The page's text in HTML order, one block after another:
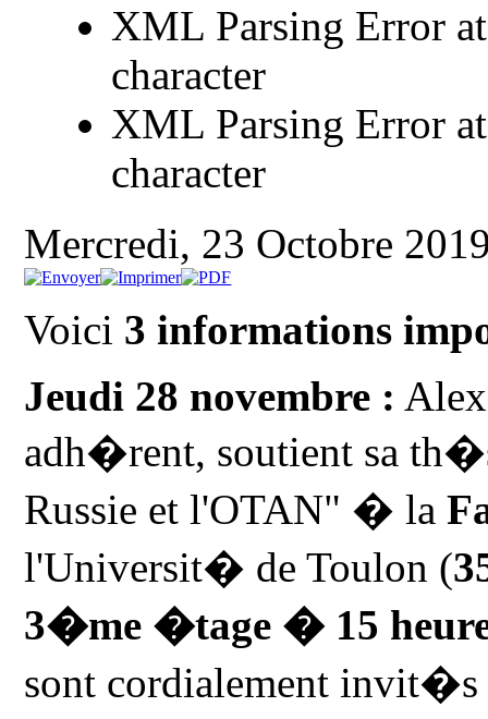
XML Parsing Error
character
XML Parsing Error
character
Mercredi, 23 Octobre
Voici 3 informations
Jeudi 28 novembre :
adh�rent, soutient sa
Russie et l'OTAN" � la
l'Universit� de Toulon (
3�me �tage � 15
sont cordialement